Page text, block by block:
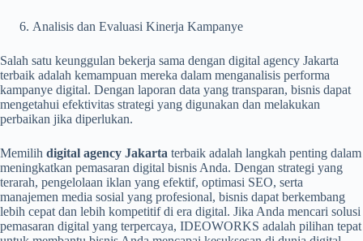
Analisis dan Evaluasi Kinerja Kampanye
Salah satu keunggulan bekerja sama dengan digital agency Jakarta
terbaik adalah kemampuan mereka dalam menganalisis performa
kampanye digital. Dengan laporan data yang transparan, bisnis dapat
mengetahui efektivitas strategi yang digunakan dan melakukan
perbaikan jika diperlukan.
Memilih digital agency Jakarta terbaik adalah langkah penting dalam
meningkatkan pemasaran digital bisnis Anda. Dengan strategi yang
terarah, pengelolaan iklan yang efektif, optimasi SEO, serta
manajemen media sosial yang profesional, bisnis dapat berkembang
lebih cepat dan lebih kompetitif di era digital. Jika Anda mencari solusi
pemasaran digital yang terpercaya, IDEOWORKS adalah pilihan tepat